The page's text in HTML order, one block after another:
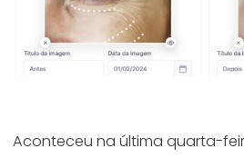
Aconteceu na última quarta-